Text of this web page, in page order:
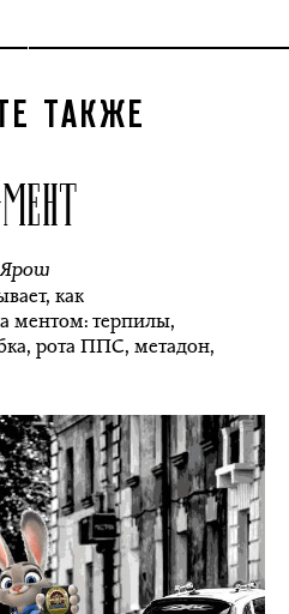
ТАКЖЕ
как
ментом: терпилы,
рота ППС, метадон,